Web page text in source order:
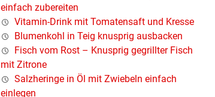
einfach zubereiten
Vitamin-Drink mit Tomatensaft und Kresse
Blumenkohl in Teig knusprig ausbacken
Fisch vom Rost – Knusprig gegrillter Fisch
mit Zitrone
Salzheringe in Öl mit Zwiebeln einfach
einlegen